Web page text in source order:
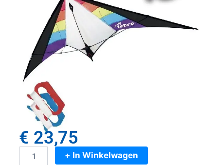
€ 23,75
Rhombus
+ In Winkelwagen